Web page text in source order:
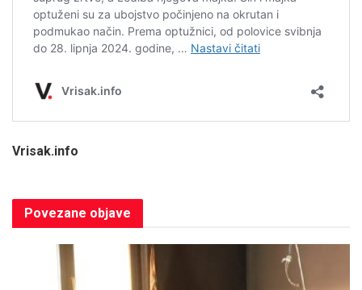
Vrisak.info
Povezane objave